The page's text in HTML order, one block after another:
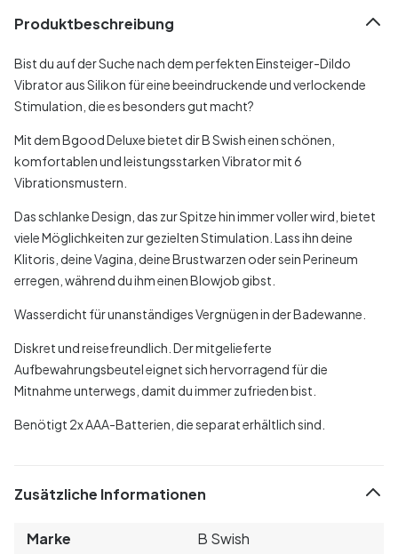
Produktbeschreibung
Bist du auf der Suche nach dem perfekten Einsteiger-Dildo
Vibrator aus Silikon für eine beeindruckende und verlockende
Stimulation, die es besonders gut macht?
Mit dem Bgood Deluxe bietet dir B Swish einen schönen,
komfortablen und leistungsstarken Vibrator mit 6
Vibrationsmustern.
Das schlanke Design, das zur Spitze hin immer voller wird, bietet
viele Möglichkeiten zur gezielten Stimulation. Lass ihn deine
Klitoris, deine Vagina, deine Brustwarzen oder sein Perineum
erregen, während du ihm einen Blowjob gibst.
Wasserdicht für unanständiges Vergnügen in der Badewanne.
Diskret und reisefreundlich. Der mitgelieferte
Aufbewahrungsbeutel eignet sich hervorragend für die
Mitnahme unterwegs, damit du immer zufrieden bist.
Benötigt 2x AAA-Batterien, die separat erhältlich sind.
Zusätzliche Informationen
Marke
B Swish